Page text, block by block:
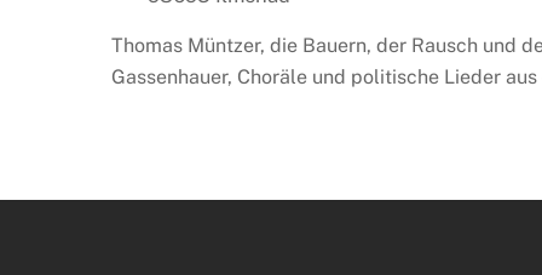
Thomas Müntzer, die Bauern, der Rausch und
Gassenhauer, Choräle und politische Lieder